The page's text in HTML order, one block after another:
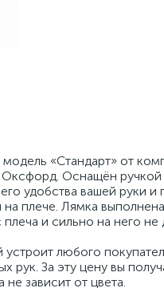
«Стандарт» от
Оснащён
удобства вашей руки
плече. Лямка
и сильно на него
любого
рук. За эту цену вы
зависит от цвета.